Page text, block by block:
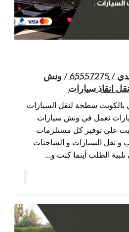
ونش اسطبلات الاحمدي / 65557275 / ونش
انقاذ سيارات
سطحة لنقل السيارات
نعمل في ونش سيارات
على توفير كل مستلزمات
و نقل السيارات و الشاحنات
الطلب أينما كنت و…